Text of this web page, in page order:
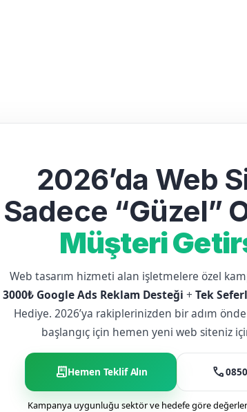
2026’da Web
Sadece “Güzel”
Müşteri
Web tasarım hizmeti alan işletmelere özel
3000₺ Google Ads Reklam Desteği +Tek
Hediye. 2026’ya rakiplerinizden bir adım
başlangıç için hemen yeni web siteniz
receipt_longHemen Teklif Alın call
Kampanya uygunluğu sektör ve hedefe göre